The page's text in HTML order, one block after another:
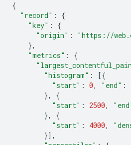
{
"record" :
{
"key" :
{
"origin" :
"https://
}
"metrics" :
{
"histogram" :
[{
"start" : 0, "end" :
},
{
"start" : 2500,
},
{
"start" : 4000,
}]